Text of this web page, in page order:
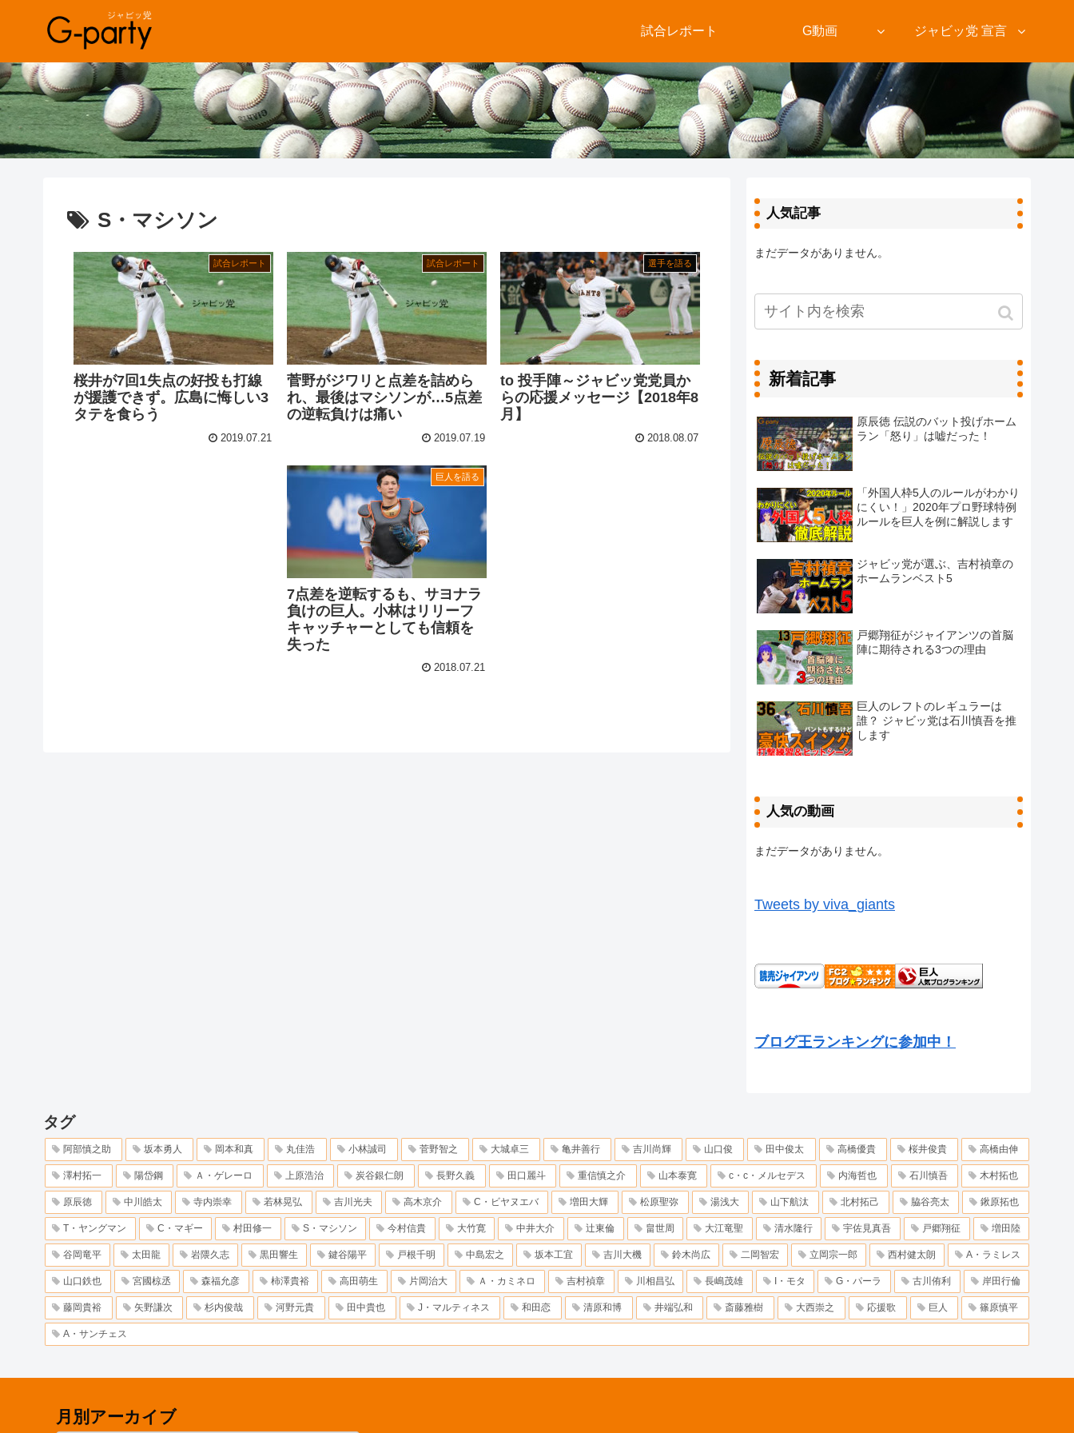
試合レポート G動画 ジャビッ党 宣言
S・マシソン
試合レポート
桜井が7回1失点の好投も打線
が援護できず。広島に悔しい3
タテを食らう
2019.07.21
試合レポート
菅野がジワリと点差を詰めら
れ、最後はマシソンが…5点差
の逆転負けは痛い
2019.07.19
選手を語る
to 投手陣～ジャビッ党党員か
らの応援メッセージ【2018年8
月】
2018.08.07
巨人を語る
7点差を逆転するも、サヨナラ
負けの巨人。小林はリリーフ
キャッチャーとしても信頼を
失った
2018.07.21
人気記事
まだデータがありません。
新着記事
原辰徳 伝説のバット投げホーム
ラン「怒り」は嘘だった！
「外国人枠5人のルールがわかり
にくい！」2020年プロ野球特例
ルールを巨人を例に解説します
ジャビッ党が選ぶ、吉村禎章の
ホームランベスト5
戸郷翔征がジャイアンツの首脳
陣に期待される3つの理由
巨人のレフトのレギュラーは
誰？ ジャビッ党は石川慎吾を推
します
人気の動画
まだデータがありません。
Tweets by viva_giants
ブログ王ランキングに参加中！
タグ
阿部慎之助 坂本勇人 岡本和真 丸佳浩 小林誠司 菅野智之 大城卓三 亀井善行 吉川尚輝 山口俊 田中俊太 高橋優貴 桜井俊貴 高橋由伸
澤村拓一 陽岱鋼 Ａ・ゲレーロ 上原浩治 炭谷銀仁朗 長野久義 田口麗斗 重信慎之介 山本泰寛 c・c・メルセデス 内海哲也 石川慎吾 木村拓也
原辰徳 中川皓太 寺内崇幸 若林晃弘 吉川光夫 高木京介 C・ビヤヌエバ 増田大輝 松原聖弥 湯浅大 山下航汰 北村拓己 脇谷亮太 鍬原拓也
T・ヤングマン C・マギー 村田修一 S・マシソン 今村信貴 大竹寛 中井大介 辻東倫 畠世周 大江竜聖 清水隆行 宇佐見真吾 戸郷翔征 増田陸
谷岡竜平 太田龍 岩隈久志 黒田響生 鍵谷陽平 戸根千明 中島宏之 坂本工宜 吉川大機 鈴木尚広 二岡智宏 立岡宗一郎 西村健太朗 A・ラミレス
山口鉄也 宮國椋丞 森福允彦 柿澤貴裕 高田萌生 片岡治大 Ａ・カミネロ 吉村禎章 川相昌弘 長嶋茂雄 I・モタ G・パーラ 古川侑利 岸田行倫
藤岡貴裕 矢野謙次 杉内俊哉 河野元貴 田中貴也 J・マルティネス 和田恋 清原和博 井端弘和 斎藤雅樹 大西崇之 応援歌 巨人 篠原慎平
A・サンチェス
月別アーカイブ